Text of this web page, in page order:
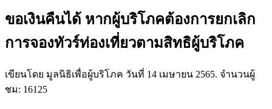
ขอเงินคืนได้ หากผู้บริโภคต้องการยกเลิก
การจองทัวร์ท่องเที่ยวตามสิทธิผู้บริโภค
เขียนโดย มูลนิธิเพื่อผู้บริโภค วันที่ 14 เมษายน 2565. จำนวนผู้
ชม: 16125